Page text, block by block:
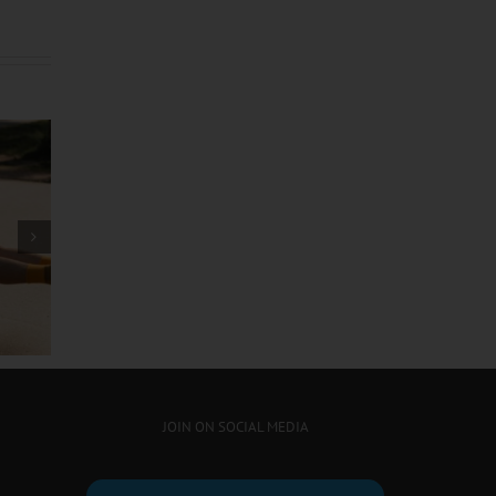
းဖ
ား
JOIN ON SOCIAL MEDIA